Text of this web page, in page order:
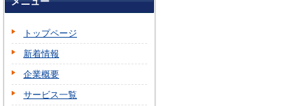
トップページ
新着情報
企業概要
サービス一覧